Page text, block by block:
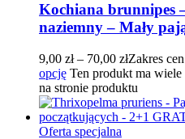
Kochiana brunnipes
naziemny – Mały
9,00 zł – 70,00 złZakres
opcję Ten produkt ma
na stronie produktu
Oferta specjalna